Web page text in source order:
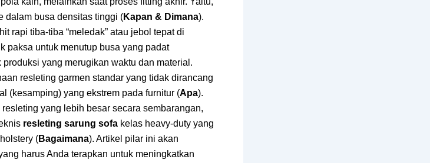
dalam busa densitas tinggi (Kapan & Dimana).
rapi tiba-tiba “meledak” atau jebol tepat di
paksa untuk menutup busa yang padat
yang merugikan waktu dan material.
resleting garmen standar yang tidak dirancang
(kesamping) yang ekstrem pada furnitur (Apa).
yang lebih besar secara sembarangan,
resleting sarung sofa kelas heavy-duty yang
(Bagaimana). Artikel pilar ini akan
harus Anda terapkan untuk meningkatkan